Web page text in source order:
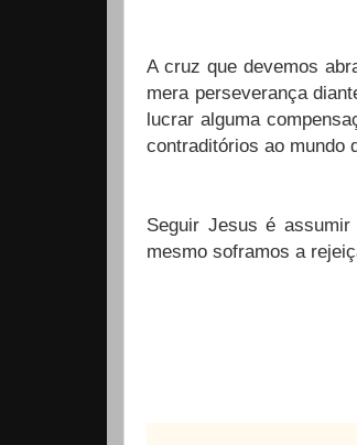
A cruz que devemos
mera perseverança
lucrar alguma
contraditórios ao mundo
Seguir Jesus é
mesmo soframos a